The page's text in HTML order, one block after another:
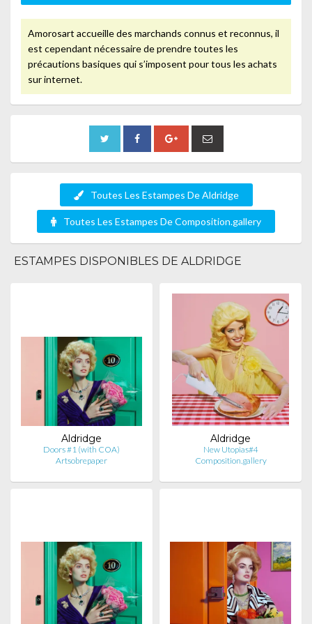
Amorosart accueille des marchands connus et reconnus, il
est cependant nécessaire de prendre toutes les
précautions basiques qui s’imposent pour tous les achats
sur internet.
Toutes Les Estampes De Aldridge
Toutes Les Estampes De Composition.gallery
ESTAMPES DISPONIBLES DE ALDRIDGE
Aldridge
Doors #1 (with COA)
Artsobrepaper
Aldridge
New Utopias#4
Composition.gallery